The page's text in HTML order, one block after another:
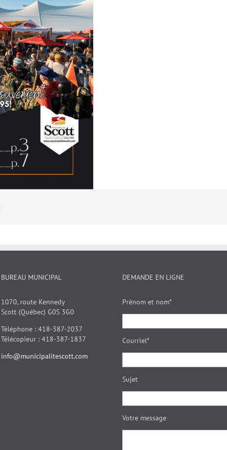
BUREAU MUNICIPAL
1070, route Kennedy
Scott (Québec) G0S 3G0
Téléphone : 418-387-2037
Télécopieur : 418-387-1837
info@municipalitescott.com
DEMANDE EN LIGNE
Prénom et nom*
Courriel*
Sujet
Votre message